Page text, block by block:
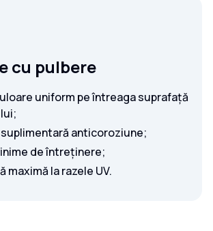
cu pulbere
uniform pe întreaga suprafață
anticoroziune;
de întreținere;
maximă la razele UV.